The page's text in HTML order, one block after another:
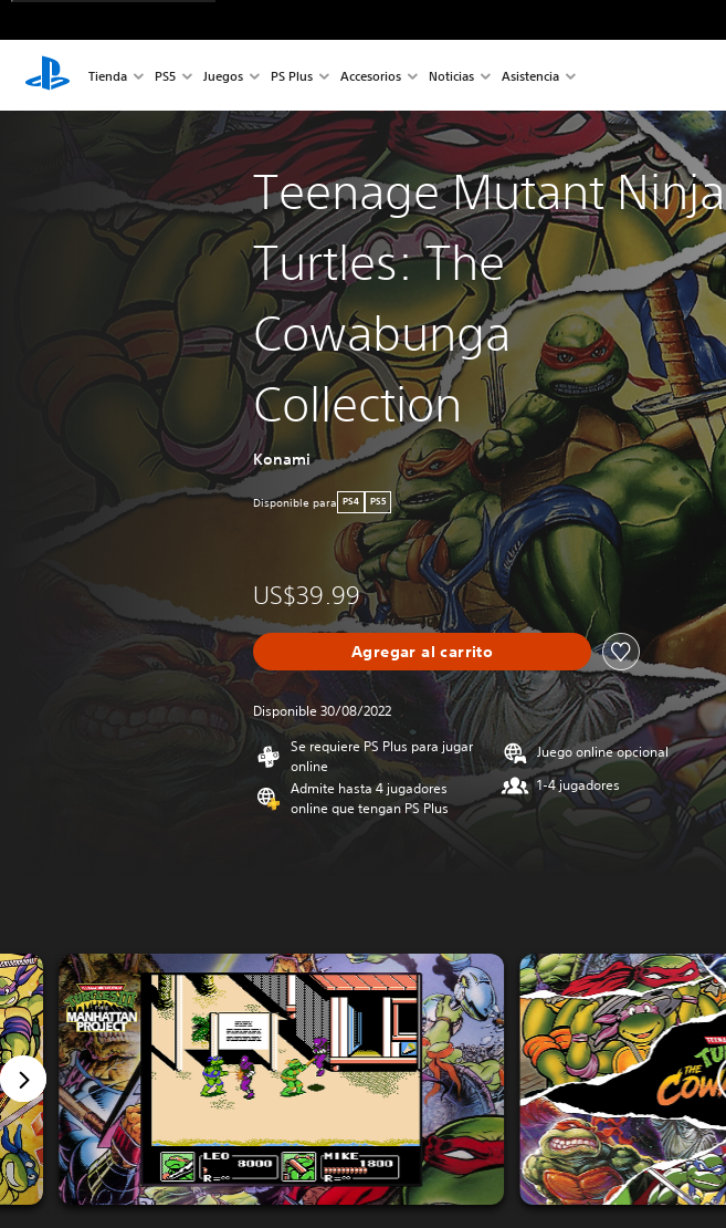
Tienda PS5 Juegos PS Plus Accesorios Noticias Asistencia
Teenage Mutant Ninja
Turtles: The
Cowabunga
Collection
Konami
Disponible para PS4 PS5
US$39.99
Agregar al carrito
Disponible 30/08/2022
Se requiere PS Plus para jugar
online
Admite hasta 4 jugadores
online que tengan PS Plus
Juego online opcional
1-4 jugadores